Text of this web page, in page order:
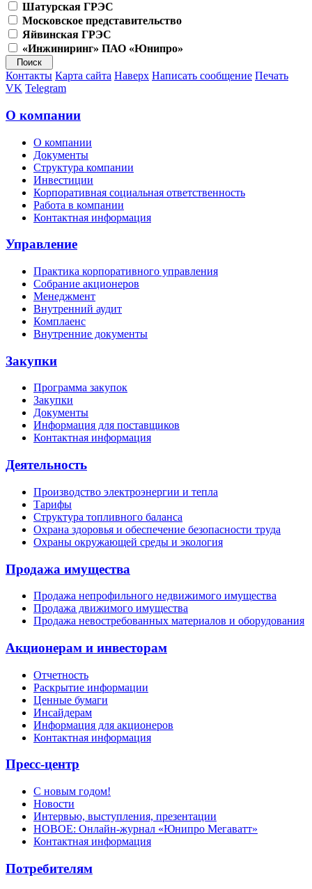
Шатурская ГРЭС
Московское представительство
Яйвинская ГРЭС
«Инжиниринг» ПАО «Юнипро»
Контакты Карта сайта Наверх Написать сообщение Печать
VK Telegram
О компании
О компании
Документы
Структура компании
Инвестиции
Корпоративная социальная ответственность
Работа в компании
Контактная информация
Управление
Практика корпоративного управления
Собрание акционеров
Менеджмент
Внутренний аудит
Комплаенс
Внутренние документы
Закупки
Программа закупок
Закупки
Документы
Информация для поставщиков
Контактная информация
Деятельность
Производство электроэнергии и тепла
Тарифы
Структура топливного баланса
Охрана здоровья и обеспечение безопасности труда
Охраны окружающей среды и экология
Продажа имущества
Продажа непрофильного недвижимого имущества
Продажа движимого имущества
Продажа невостребованных материалов и оборудования
Акционерам и инвесторам
Отчетность
Раскрытие информации
Ценные бумаги
Инсайдерам
Информация для акционеров
Контактная информация
Пресс-центр
С новым годом!
Новости
Интервью, выступления, презентации
НОВОЕ: Онлайн-журнал «Юнипро Мегаватт»
Контактная информация
Потребителям